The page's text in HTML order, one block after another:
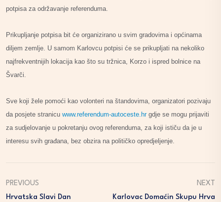
potpisa za održavanje referenduma.
Prikupljanje potpisa bit će organizirano u svim gradovima i općinama
diljem zemlje. U samom Karlovcu potpisi će se prikupljati na nekoliko
najfrekventnijih lokacija kao što su tržnica, Korzo i ispred bolnice na
Švarči.
Sve koji žele pomoći kao volonteri na štandovima, organizatori pozivaju
da posjete stranicu www.referendum-autoceste.hrgdje se mogu prijaviti
za sudjelovanje u pokretanju ovog referenduma, za koji ističu da je u
interesu svih građana, bez obzira na političko opredjeljenje.
PREVIOUS
Hrvatska Slavi Dan
NEXT
Karlovac Domaćin Skupu Hrva